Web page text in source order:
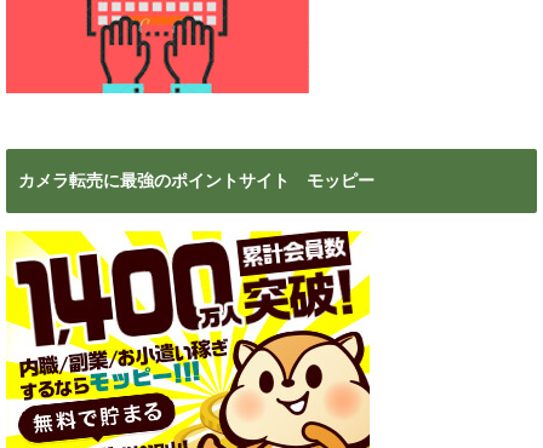
カメラ転売に最強のポイントサイト モッピー